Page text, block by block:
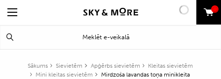
0
Sākums Sievietēm Apģērbs sievietēm
Kleitas sievietēm
Mini kleitas sievietēm
Mirdzoša lavandas toņa minikleita